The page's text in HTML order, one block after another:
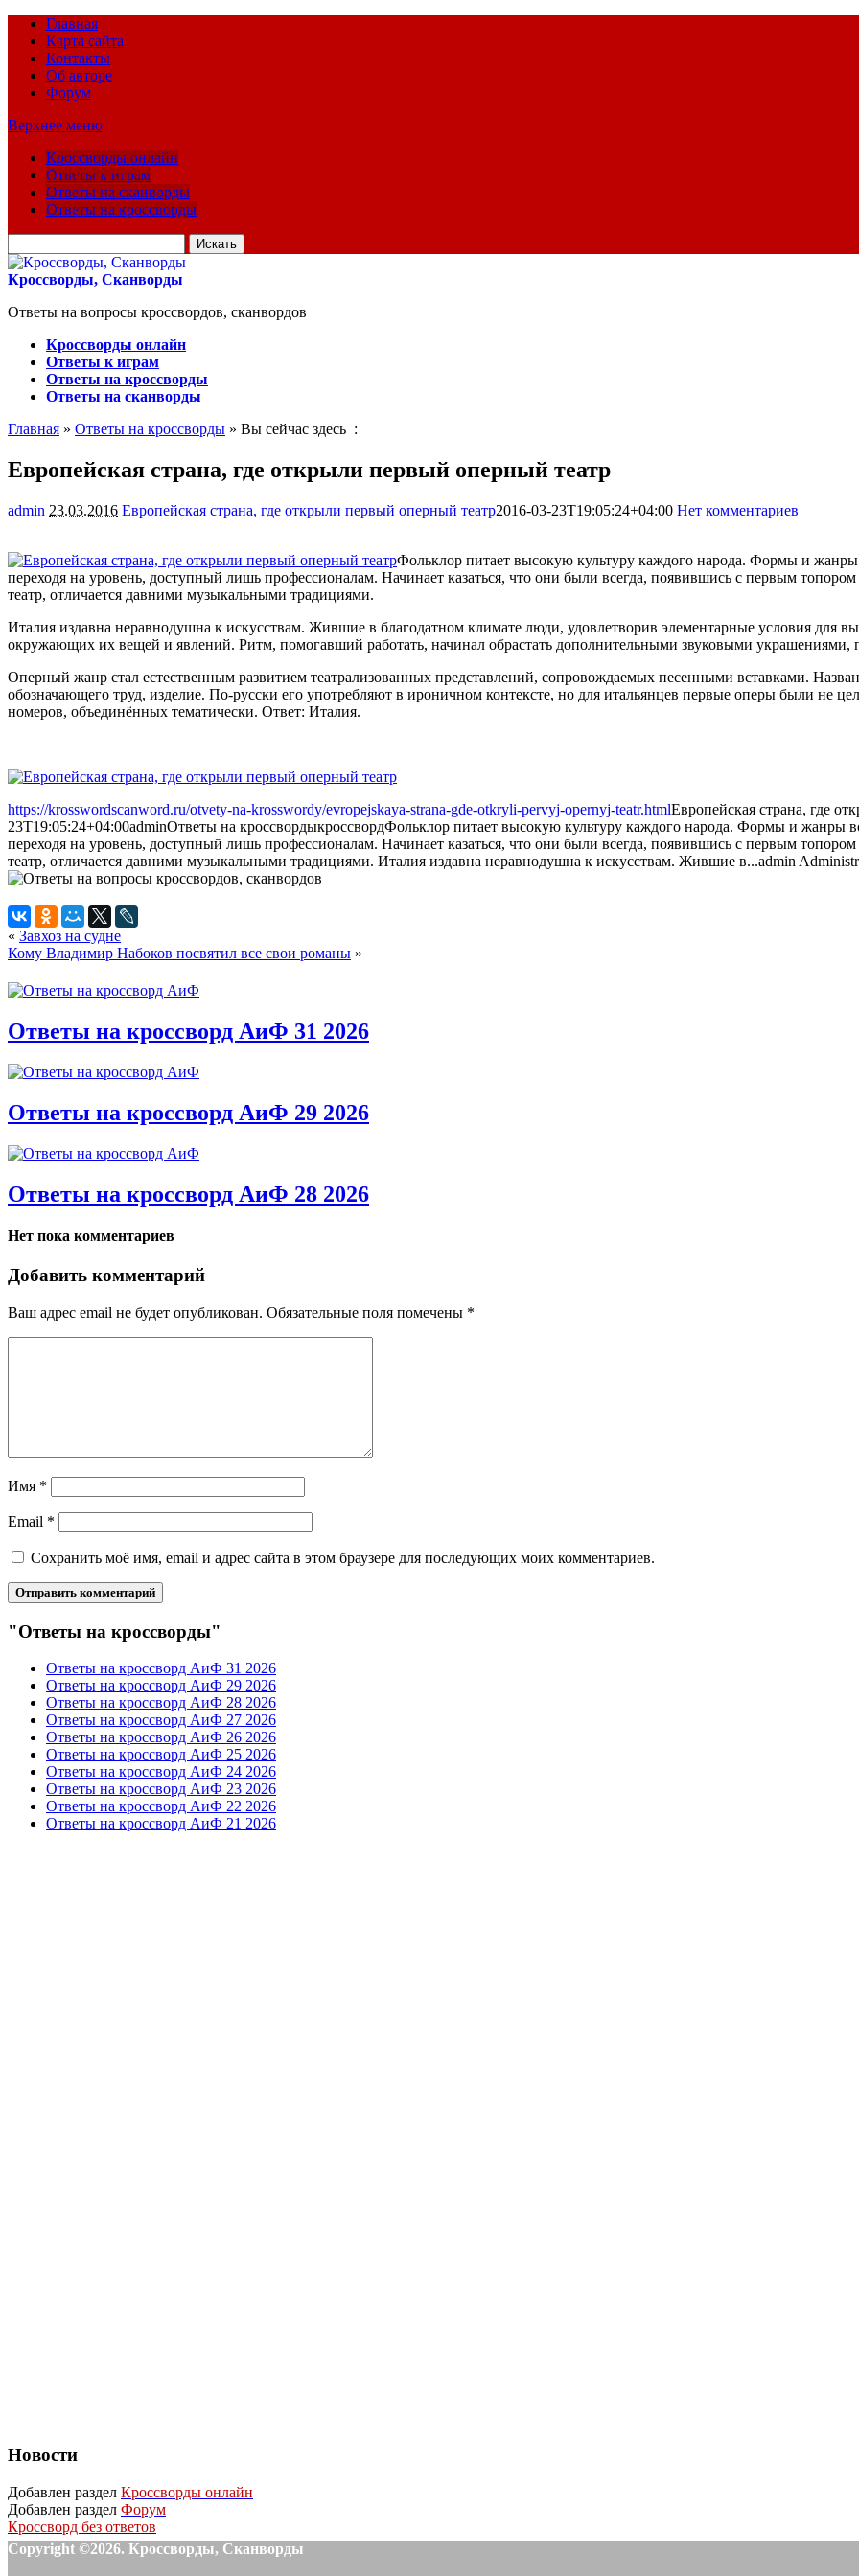
Главная
Карта сайта
Контакты
Об авторе
Форум
Верхнее меню
Кроссворды онлайн
Ответы к играм
Ответы на сканворды
Ответы на кроссворды
для:
Кроссворды, Сканворды
Ответы на вопросы кроссвордов, сканвордов
Кроссворды онлайн
Ответы к играм
Ответы на кроссворды
Ответы на сканворды
Главная » Ответы на кроссворды » Вы сейчас здесь :
Европейская страна, где открыли первый оперный театр
admin 23.03.2016 Европейская страна, где открыли первый оперный театр2016-03-23T19:05:24+04:00 Нет комментариев
Фольклор питает высокую культуру каждого народа. Формы и жанры
переходя на уровень, доступный лишь профессионалам. Начинает казаться, что они были всегда, появившись с первым
театр, отличается давними музыкальными традициями.
Италия издавна неравнодушна к искусствам. Жившие в благодатном климате люди, удовлетворив элементарные условия для
окружающих их вещей и явлений. Ритм, помогавший работать, начинал обрастать дополнительными звуковыми украшениями,
Оперный жанр стал естественным развитием театрализованных представлений, сопровождаемых песенными вставками.
обозначающего труд, изделие. По-русски его употребляют в ироничном контексте, но для итальянцев первые оперы были не
номеров, объединённых тематически. Ответ: Италия.
https://krosswordscanword.ru/otvety-na-krosswordy/evropejskaya-strana-gde-otkryli-pervyj-opernyj-teatr.htmlЕвропейская страна, где
23T19:05:24+04:00adminОтветы на кроссвордыкроссвордФольклор питает высокую культуру каждого народа. Формы и жанры
переходя на уровень, доступный лишь профессионалам. Начинает казаться, что они были всегда, появившись с первым
театр, отличается давними музыкальными традициями. Италия издавна неравнодушна к искусствам. Жившие в...admin
« Завхоз на судне
Кому Владимир Набоков посвятил все свои романы »
Ответы на кроссворд АиФ 31 2026
Ответы на кроссворд АиФ 29 2026
Ответы на кроссворд АиФ 28 2026
Нет пока комментариев
Добавить комментарий
Ваш адрес email не будет опубликован. Обязательные поля помечены *
Имя *
Email *
Сохранить моё имя, email и адрес сайта в этом браузере для последующих моих комментариев.
"Ответы на кроссворды"
Ответы на кроссворд АиФ 31 2026
Ответы на кроссворд АиФ 29 2026
Ответы на кроссворд АиФ 28 2026
Ответы на кроссворд АиФ 27 2026
Ответы на кроссворд АиФ 26 2026
Ответы на кроссворд АиФ 25 2026
Ответы на кроссворд АиФ 24 2026
Ответы на кроссворд АиФ 23 2026
Ответы на кроссворд АиФ 22 2026
Ответы на кроссворд АиФ 21 2026
Новости
Добавлен раздел Кроссворды онлайн
Добавлен раздел Форум
Кроссворд без ответов
Copyright ©2026. Кроссворды, Сканворды